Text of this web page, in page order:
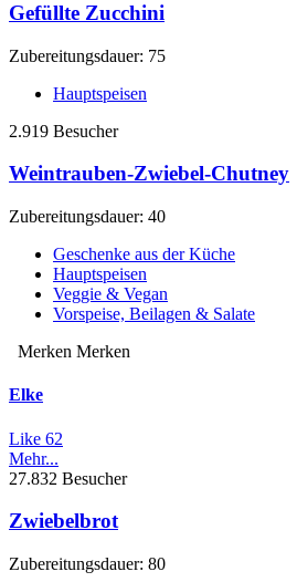
Gefüllte Zucchini
Zubereitungsdauer: 75
Hauptspeisen
2.919 Besucher
Weintrauben-Zwiebel-Chutney
Zubereitungsdauer: 40
Geschenke aus der Küche
Hauptspeisen
Veggie & Vegan
Vorspeise, Beilagen & Salate
Merken Merken
Elke
Like 62
Mehr...
27.832 Besucher
Zwiebelbrot
Zubereitungsdauer: 80